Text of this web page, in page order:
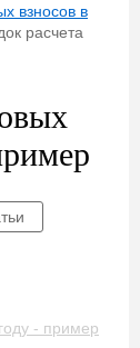
взносов в
расчета
- пример